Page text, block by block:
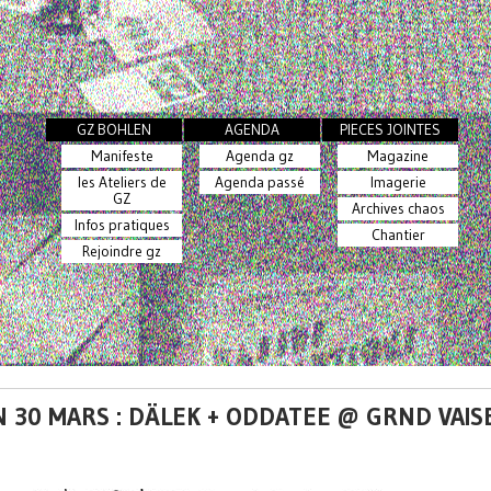
GZ BOHLEN
Manifeste
les Ateliers de
GZ
Infos pratiques
Rejoindre gz
AGENDA
Agenda gz
Agenda passé
PIECES JOINTES
Magazine
Imagerie
Archives chaos
Chantier
30 MARS : DÄLEK + ODDATEE @ GRND